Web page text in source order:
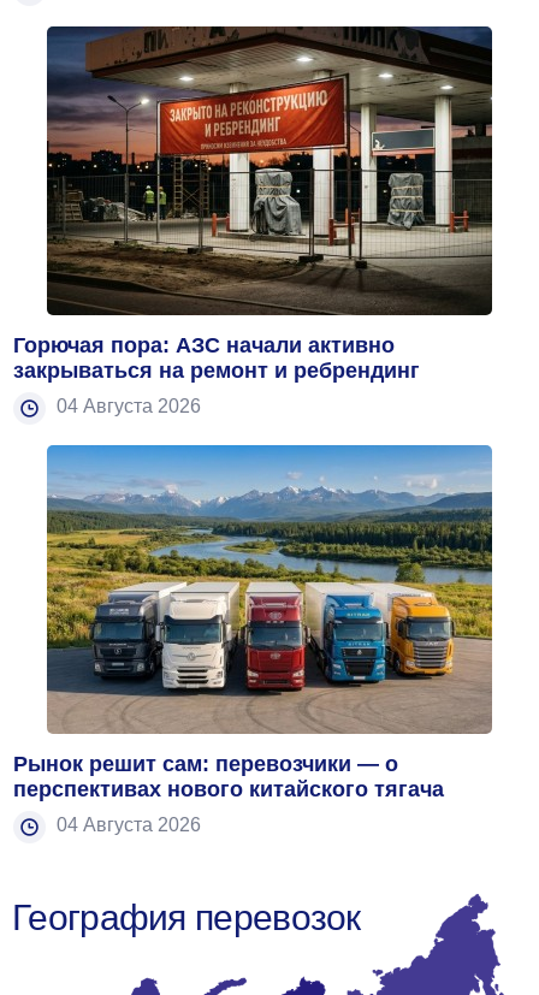
04 Августа 2026
Горючая пора: АЗС начали активно
закрываться на ремонт и ребрендинг
04 Августа 2026
Рынок решит сам: перевозчики — о
перспективах нового китайского тягача
География перевозок